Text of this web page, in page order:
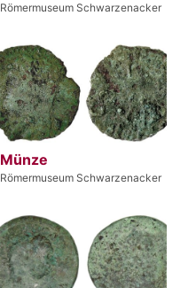
Römermuseum Schwarzenacker
Münze
Römermuseum Schwarzenacker